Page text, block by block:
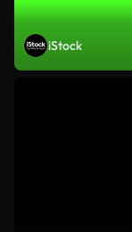
iStock